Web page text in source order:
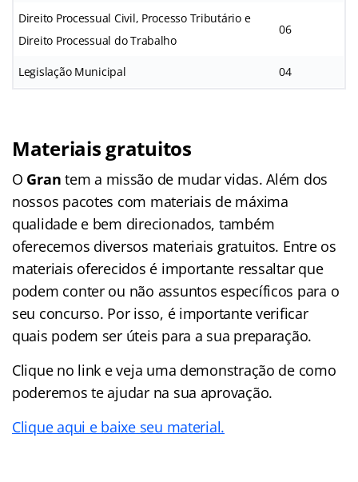
Direito Processual Civil, Processo Tributário e
Direito Processual do Trabalho
06
Legislação Municipal 04
Materiais gratuitos
O Grantem a missão de mudar vidas. Além dos
nossos pacotes com materiais de máxima
qualidade e bem direcionados, também
oferecemos diversos materiais gratuitos. Entre os
materiais oferecidos é importante ressaltar que
podem conter ou não assuntos específicos para o
seu concurso. Por isso, é importante verificar
quais podem ser úteis para a sua preparação.
Clique no link e veja uma demonstração de como
poderemos te ajudar na sua aprovação.
Clique aqui e baixe seu material.